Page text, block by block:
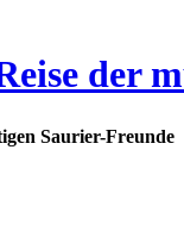
der
Saurier-Freunde